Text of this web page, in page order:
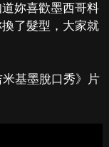
妳喜歡墨西哥料
了髮型，大家就
基墨脫口秀》片